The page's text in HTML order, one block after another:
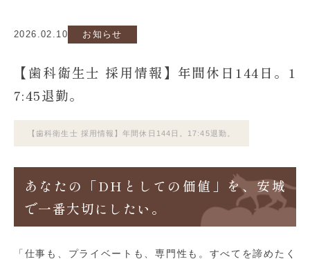
2026.02.10 お知らせ
【歯科衛生士 採用情報】年間休日144日。1
7:45退勤。
【歯科衛生士 採用情報】年間休日144日。17:45退勤。
あなたの「DHとしての価値」を、安城
で一番大切にしたい。
「仕事も、プライベートも、専門性も。すべてを諦めたく